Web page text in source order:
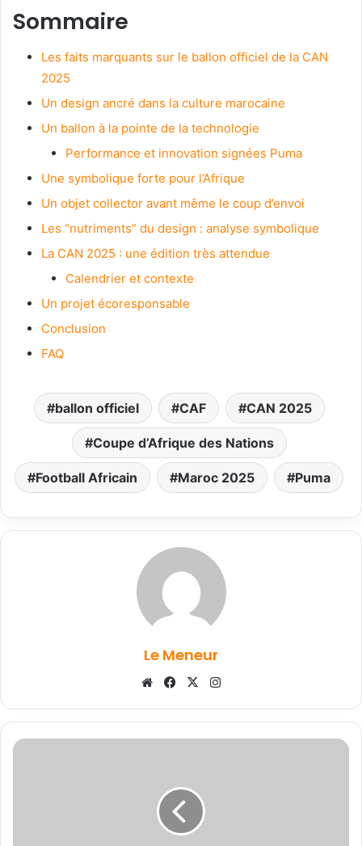
Sommaire
Les faits marquants sur le ballon officiel de la CAN
2025
Un design ancré dans la culture marocaine
Un ballon à la pointe de la technologie
Performance et innovation signées Puma
Une symbolique forte pour l’Afrique
Un objet collector avant même le coup d’envoi
Les “nutriments” du design : analyse symbolique
La CAN 2025 : une édition très attendue
Calendrier et contexte
Un projet écoresponsable
Conclusion
FAQ
ballon officiel CAF CAN 2025
Coupe d’Afrique des Nations
Football Africain Maroc 2025 Puma
Le Meneur
WebsiteFacebook
X